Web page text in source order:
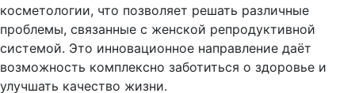
косметологии, что позволяет решать различные
проблемы, связанные с женской репродуктивной
системой. Это инновационное направление даёт
возможность комплексно заботиться о здоровье и
улучшать качество жизни.